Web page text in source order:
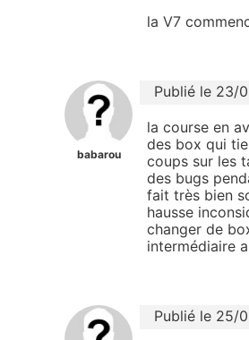
la V7
babarou
Publié le 23/
la course en
des box qui
coups sur les
des bugs
fait très bien
hausse
changer de
intermédiaire
Publié le 25/